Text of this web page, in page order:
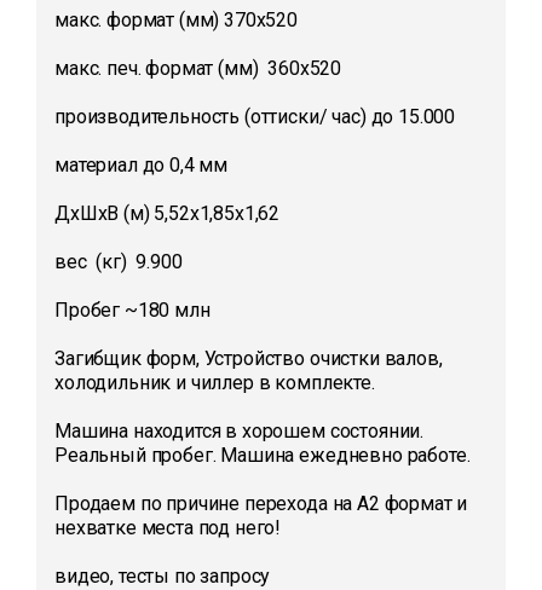
макс. формат (мм) 370х520
макс. печ. формат (мм) 360х520
производительность (оттиски/ час) до 15.000
материал до 0,4 мм
ДхШхВ (м) 5,52х1,85х1,62
вес (кг) 9.900
Пробег ~180 млн
Загибщик форм, Устройство очистки валов,
холодильник и чиллер в комплекте.
Машина находится в хорошем состоянии.
Реальный пробег. Машина ежедневно работе.
Продаем по причине перехода на А2 формат и
нехватке места под него!
видео, тесты по запросу